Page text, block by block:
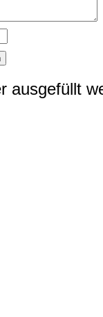
ausgefüllt